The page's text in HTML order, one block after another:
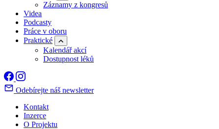
Záznamy z kongresů
Videa
Podcasty
Práce v oboru
Praktické
Kalendář akcí
Dostupnost léků
Odebírejte náš newsletter
Kontakt
Inzerce
O Projektu